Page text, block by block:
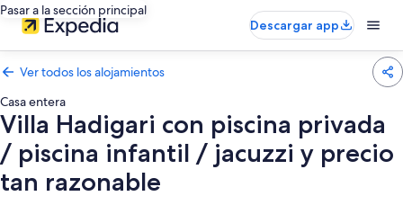
Pasar a la sección principal
Descargar app
Ver todos los alojamientos
Casa entera
Villa Hadigari con piscina privada
/ piscina infantil / jacuzzi y precio
tan razonable